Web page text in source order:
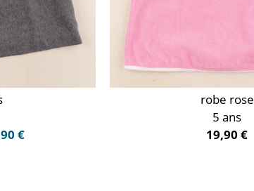
€
robe rose
5 ans
19,90 €